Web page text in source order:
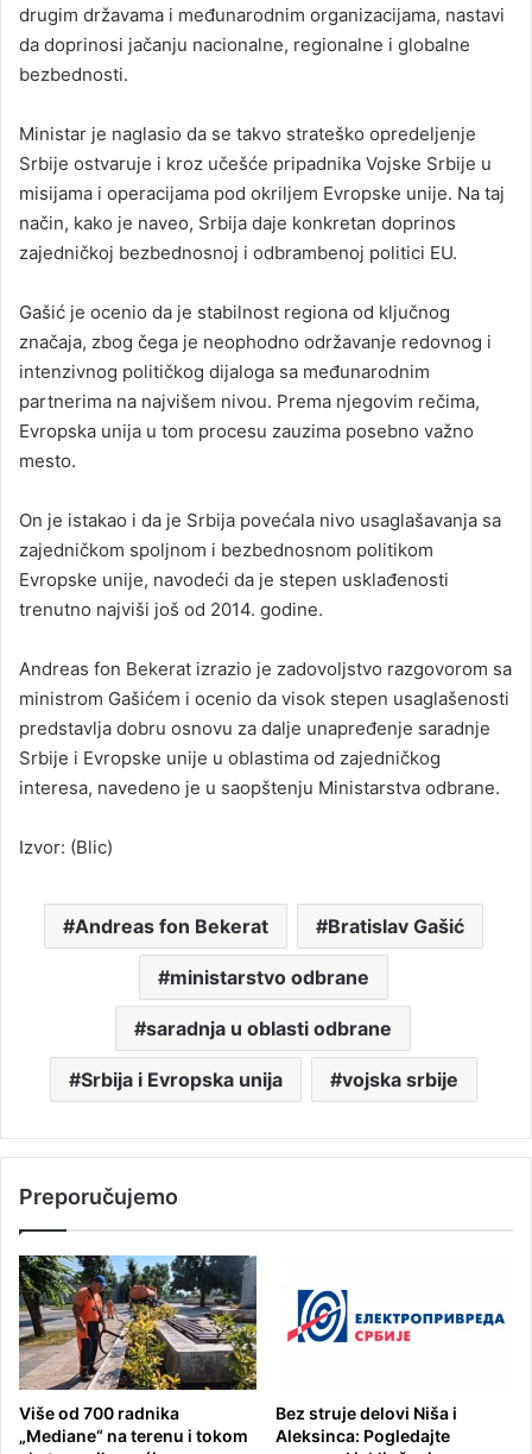
drugim državama i međunarodnim organizacijama, nastavi
da doprinosi jačanju nacionalne, regionalne i globalne
bezbednosti.
Ministar je naglasio da se takvo strateško opredeljenje
Srbije ostvaruje i kroz učešće pripadnika Vojske Srbije u
misijama i operacijama pod okriljem Evropske unije. Na taj
način, kako je naveo, Srbija daje konkretan doprinos
zajedničkoj bezbednosnoj i odbrambenoj politici EU.
Gašić je ocenio da je stabilnost regiona od ključnog
značaja, zbog čega je neophodno održavanje redovnog i
intenzivnog političkog dijaloga sa međunarodnim
partnerima na najvišem nivou. Prema njegovim rečima,
Evropska unija u tom procesu zauzima posebno važno
mesto.
On je istakao i da je Srbija povećala nivo usaglašavanja sa
zajedničkom spoljnom i bezbednosnom politikom
Evropske unije, navodeći da je stepen usklađenosti
trenutno najviši još od 2014. godine.
Andreas fon Bekerat izrazio je zadovoljstvo razgovorom sa
ministrom Gašićem i ocenio da visok stepen usaglašenosti
predstavlja dobru osnovu za dalje unapređenje saradnje
Srbije i Evropske unije u oblastima od zajedničkog
interesa, navedeno je u saopštenju Ministarstva odbrane.
Izvor: (Blic)
Andreas fon Bekerat Bratislav Gašić
ministarstvo odbrane
saradnja u oblasti odbrane
Srbija i Evropska unija vojska srbije
Preporučujemo
Više od 700 radnika
„Mediane“ na terenu i tokom
Bez struje delovi Niša i
Aleksinca: Pogledajte